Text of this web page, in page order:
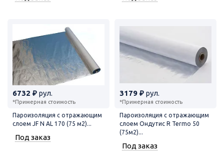
6732 ₽ рул.
*Примерная стоимость
Пароизоляция с отражающим
слоем JF N AL 170 (75 м2)...
Под заказ
3179 ₽ рул.
*Примерная стоимость
Пароизоляция с отражающим
слоем Ондутис R Termo 50
(75м2)...
Под заказ